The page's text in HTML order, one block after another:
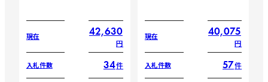
現在 42,630
円
入札件数 34件
現在 40,075
円
入札件数 57件